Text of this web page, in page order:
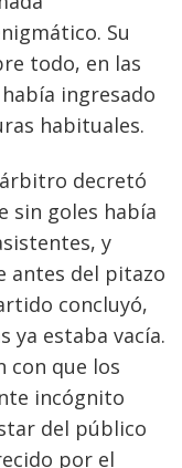
Su
todo, en las
ingresado
habituales.
decretó
sin goles había
y
antes del pitazo
concluyó,
ya estaba vacía.
con que los
incógnito
del público
por el